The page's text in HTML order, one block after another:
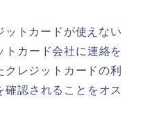
トカードが使えない
トカード会社に連絡を
レジットカードの利
確認されることをオス